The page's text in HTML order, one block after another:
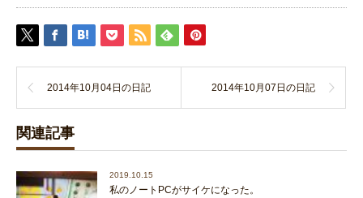
2014年10月04日の日記 2014年10月07日の日記
関連記事
2019.10.15
私のノートPCがサイケになった。